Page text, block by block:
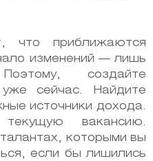
что приближаются
изменений — лишь
создайте
сейчас. Найдите
источники дохода.
вакансию.
которыми вы
если бы лишились